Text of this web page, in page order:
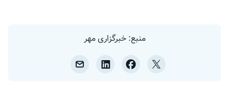
منبع: خبرگزاری مهر